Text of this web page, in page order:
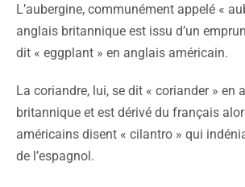
L’aubergine, communément appelé «
anglais britannique est issu d’un
dit « eggplant » en anglais américain.
La coriandre, lui, se dit « coriander » en
britannique et est dérivé du français
américains disent « cilantro » qui
de l’espagnol.